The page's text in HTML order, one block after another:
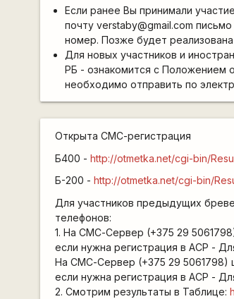
Если ранее Вы принимали
почту verstaby@gmail.com
номер. Позже будет
Для новых участников и
РБ - ознакомится с Положением
необходимо отправить по
Открыта СМС-регистрация
Б400 -http://otmetka.net/cgi-bin/
Б-200 -http://otmetka.net/cgi-bin/
Для участников предыдущих
телефонов:
1. На СМС-Сервер (+375 29
если нужна регистрация в АСР -
На СМС-Сервер (+375 29 5061798)
если нужна регистрация в АСР -
2. Смотрим результаты в Таблице: